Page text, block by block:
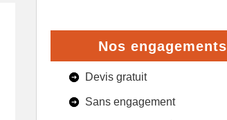
Nos engagements
Devis gratuit
Sans engagement